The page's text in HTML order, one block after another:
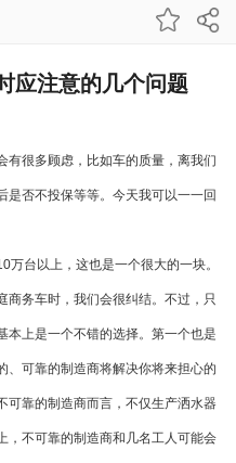
应注意的几个问题
有很多顾虑，比如车的质量，离我们
是否不投保等等。今天我可以一一回
万台以上，这也是一个很大的一块。
商务车时，我们会很纠结。不过，只
本上是一个不错的选择。第一个也是
、可靠的制造商将解决你将来担心的
可靠的制造商而言，不仅生产洒水器
，不可靠的制造商和几名工人可能会